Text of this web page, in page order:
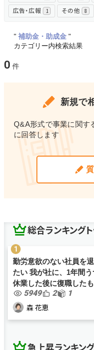
広告・広報 1 その他 8
" 補助金・助成金 "
カテゴリー内検索結果
0
新規で
Q&A形式で事業に関す
に回答します
総合ランキング
勤労意欲のない社員を
たい 我が社に、1年間
休業した後に復職した
勤労意欲が全くなく、業
が非常に悪い社員がおり
5949 2 1
森 花恵
急上昇ランキン